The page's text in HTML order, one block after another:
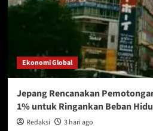
Ekonomi Global
Jepang Rencanakan
1% untuk Ringankan Beban
Redaksi 3 hari ago